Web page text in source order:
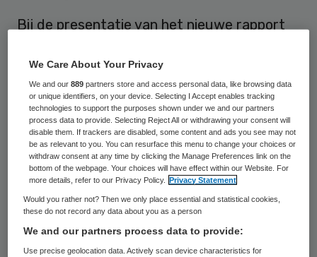
Bij de presentatie van het nieuwe rapport
jongeren herdacht die overleden zijn nadat
zij op een ZIKOS-afdeling hebben gezeten.
In Nieuwspoort presenteert Bhugwandass,
zelf ervaringsdeskundige, het rapport
‘Eenzaam gestorven’, twee jaar nadat hij
met een rapport de misstanden in de
We Care About Your Privacy
We and our889 partners store and access personal data, like browsing data
or unique identifiers, on your device. Selecting I Accept enables tracking
technologies to support the purposes shown under we and our partners
process data to provide. Selecting Reject All or withdrawing your consent will
disable them. If trackers are disabled, some content and ads you see may not
be as relevant to you. You can resurface this menu to change your choices or
withdraw consent at any time by clicking the Manage Preferences link on the
bottom of the webpage. Your choices will have effect within our Website. For
more details, refer to our Privacy Policy.
Privacy Statement
Would you rather not? Then we only place essential and statistical cookies,
these do not record any data about you as a person
We and our partners process data to provide:
Use precise geolocation data. Actively scan device characteristics for